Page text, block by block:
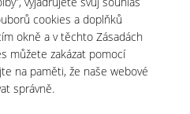
cookies a doplňků
okně a v těchto Zásadách
můžete zakázat pomocí
na paměti, že naše webové
správně.